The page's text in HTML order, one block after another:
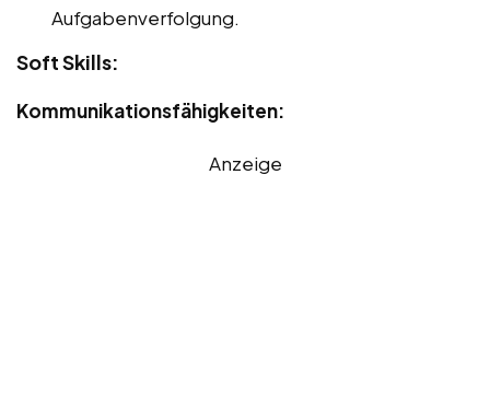
Aufgabenverfolgung.
Soft Skills:
Kommunikationsfähigkeiten:
Anzeige